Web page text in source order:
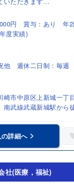
円 賞与：あり 年
度実績)
他 週休二日制：毎週
崎市中原区上新城一
武線武蔵新城駅から
詳細へ
社(医療，福祉)